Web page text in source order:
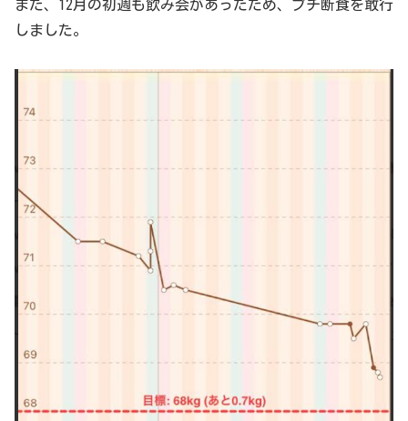
また、12月の初週も飲み会があったため、プチ断食を敢行
しました。